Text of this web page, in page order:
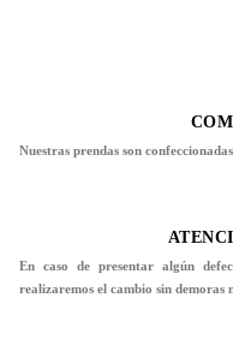
Nuestras prendas son
En caso de presentar algún
realizaremos el cambio sin demoras